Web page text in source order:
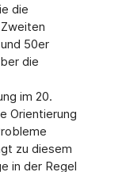
die
50er
die
im 20.
Orientierung
zu diesem
in der Regel